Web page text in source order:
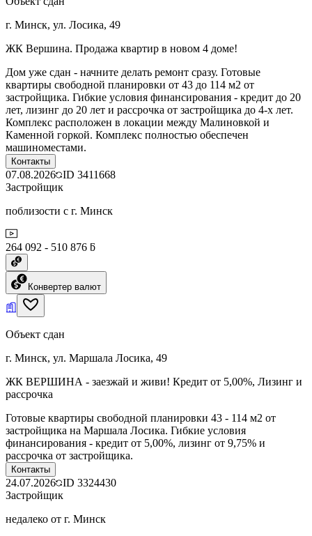
г. Минск, ул. Лосика, 49
ЖК Вершина. Продажа квартир в новом 4 доме!
Дом уже сдан - начните делать ремонт сразу. Готовые
квартиры свободной планировки от 43 до 114 м2 от
застройщика. Гибкие условия финансирования - кредит до 20
лет, лизинг до 20 лет и рассрочка от застройщика до 4-х лет.
Комплекс расположен в локации между Малиновкой и
Каменной горкой. Комплекс полностью обеспечен
машиноместами.
Контакты
07.08.2026 ID 3411668
Застройщик
поблизости с г. Минск
264 092 - 510 876 ƃ
Конвертер валют
Объект сдан
г. Минск, ул. Маршала Лосика, 49
ЖК ВЕРШИНА - заезжай и живи! Кредит от 5,00%, Лизинг и
рассрочка
Готовые квартиры свободной планировки 43 - 114 м2 от
застройщика на Маршала Лосика. Гибкие условия
финансирования - кредит от 5,00%, лизинг от 9,75% и
рассрочка от застройщика.
Контакты
24.07.2026 ID 3324430
Застройщик
недалеко от г. Минск